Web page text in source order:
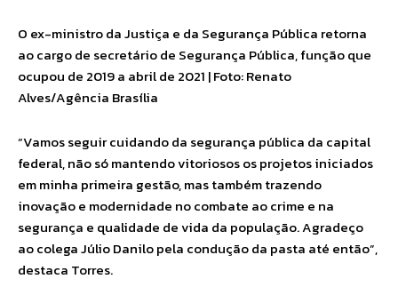
O ex-ministro da Justiça e da Segurança Pública retorna
ao cargo de secretário de Segurança Pública, função que
ocupou de 2019 a abril de 2021 | Foto: Renato
Alves/Agência Brasília
“Vamos seguir cuidando da segurança pública da capital
federal, não só mantendo vitoriosos os projetos iniciados
em minha primeira gestão, mas também trazendo
inovação e modernidade no combate ao crime e na
segurança e qualidade de vida da população. Agradeço
ao colega Júlio Danilo pela condução da pasta até então”,
destaca Torres.